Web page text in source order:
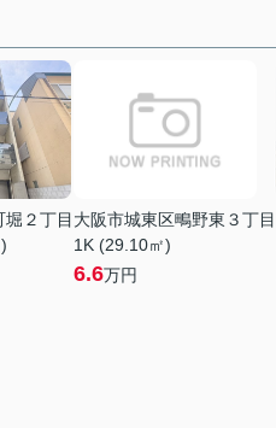
２丁目 大阪市城東区鴫野東３丁目
1K (29.10㎡)
6.6万円